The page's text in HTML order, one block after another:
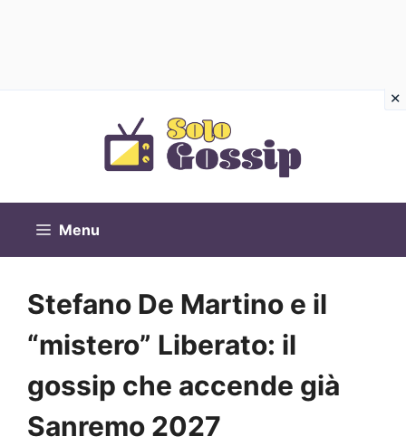
Menu
Stefano De Martino e il
“mistero” Liberato: il
gossip che accende già
Sanremo 2027